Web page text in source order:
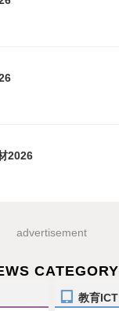
2026
advertisement
CATEGORY
教育ICT